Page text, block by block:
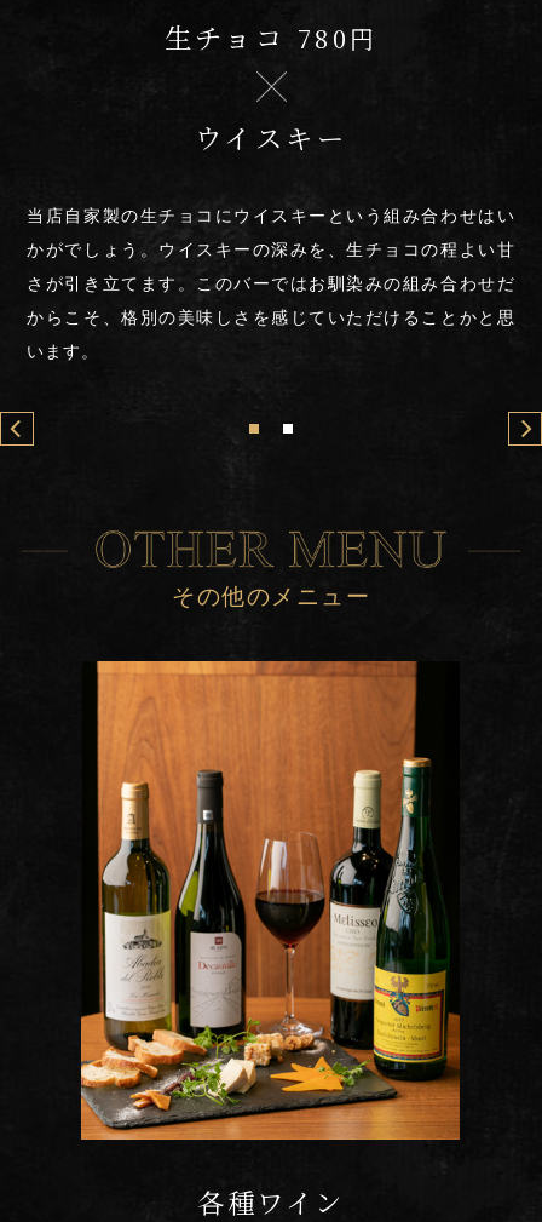
アウラプレート
ワイン
旬の素材をふんだんに使用したアウラプレートは、ワイン
と共にお楽しみいただけます。
野菜もたっぷり使っておりますので、女性の方にも人気の
メニューです。
その他のメニュー
デュワーズ 超炭酸ハイボール